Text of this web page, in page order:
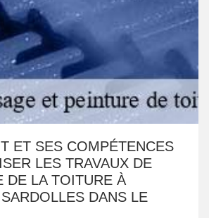
ET SES COMPÉTENCES
LES TRAVAUX DE
DE LA TOITURE À
DANS LE